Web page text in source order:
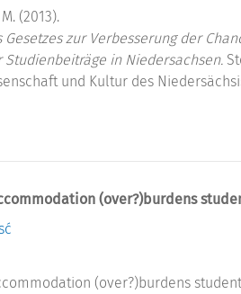
(2013).
Gesetzes zur Verbesserung der
in Niedersachsen.
und Kultur des
(over?)burdens
(over?)burdens